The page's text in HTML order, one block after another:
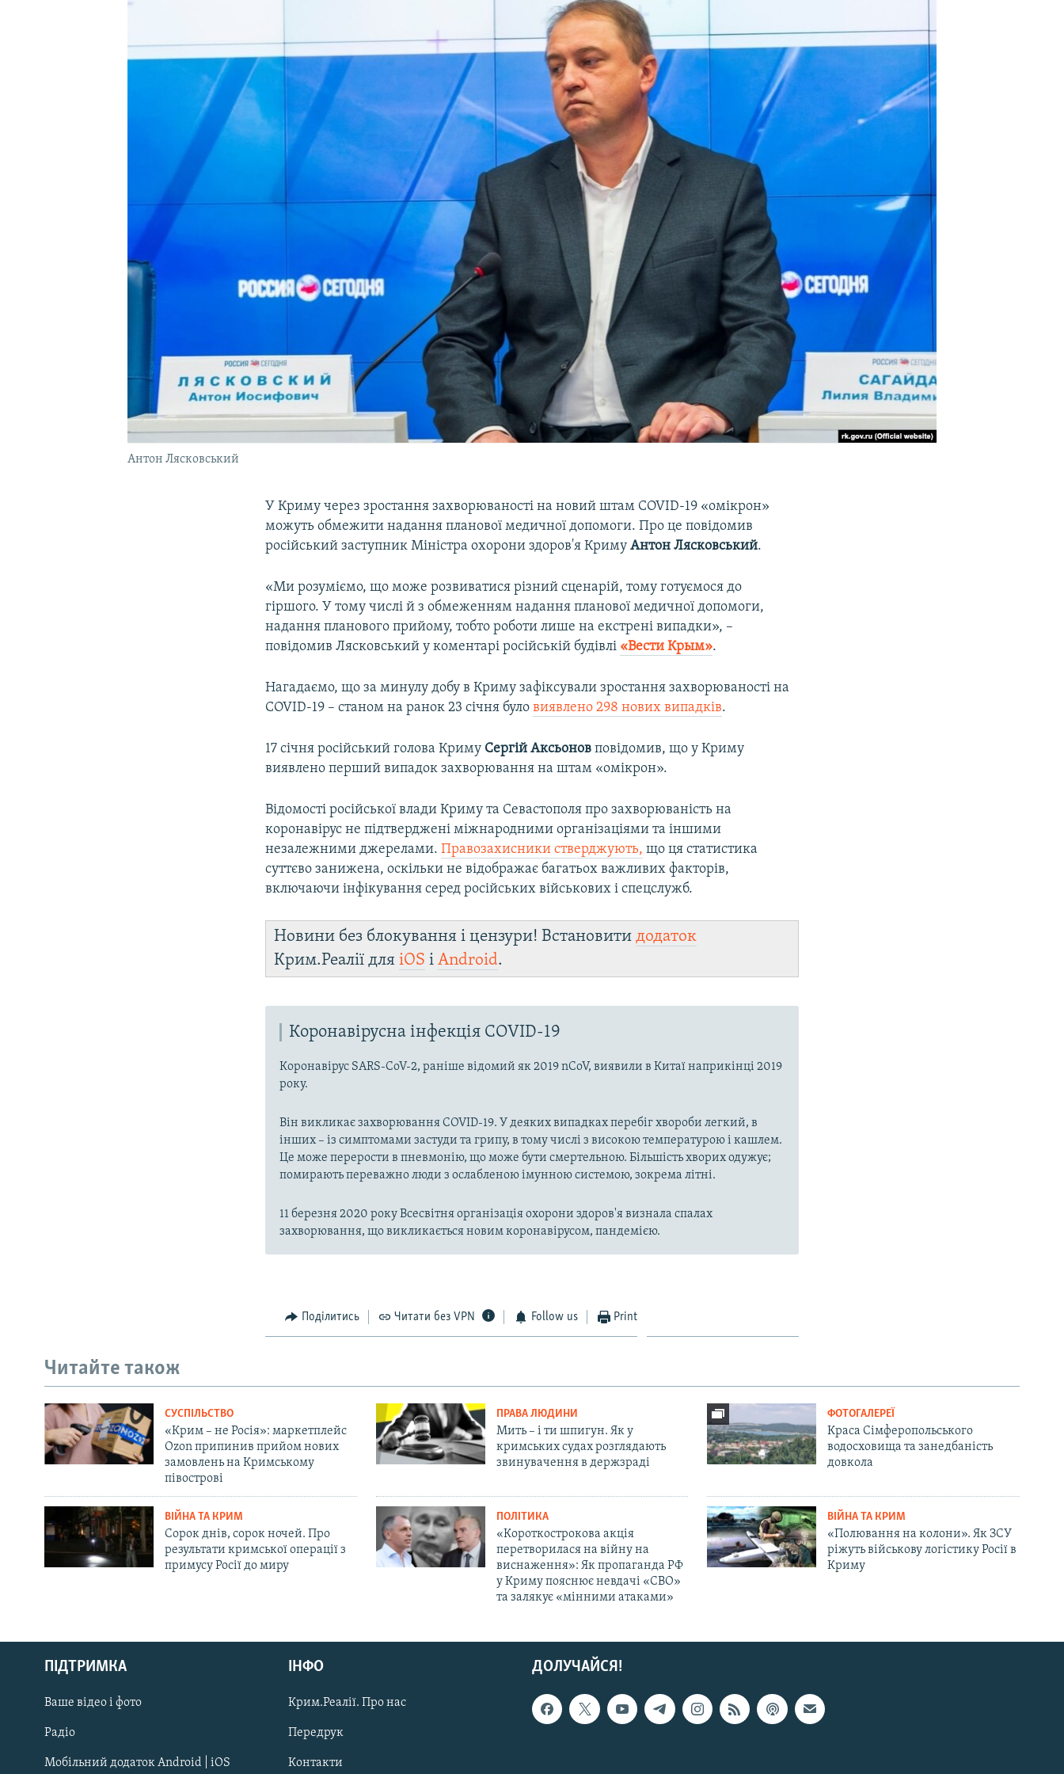
УКРАЇНСЬКА ПРОБЛЕМА КРИМУ
Русский
Qırımtatar
ДОЛУЧАЙСЯ!
Антон Лясковський
У Криму через зростання захворюваності на новий штам COVID-19 «омікрон»
можуть обмежити надання планової медичної допомоги. Про це повідомив
російський заступник Міністра охорони здоров'я КримуАнтон Лясковський.
«Ми розуміємо, що може розвиватися різний сценарій, тому готуємося до
гіршого. У тому числі й з обмеженням надання планової медичної допомоги,
надання планового прийому, тобто роботи лише на екстрені випадки», –
повідомив Лясковський у коментарі російській будівлі «Вести Крым».
Нагадаємо, що за минулу добу в Криму зафіксували зростання захворюваності на
COVID-19 – станом на ранок 23 січня буловиявлено 298 нових випадків.
17 січня російський голова Криму Сергій Аксьонов повідомив, що у Криму
виявлено перший випадок захворювання на штам «омікрон».
Відомості російської влади Криму та Севастополя про захворюваність на
коронавірус не підтверджені міжнародними організаціями та іншими
незалежними джерелами.Правозахисники стверджують, що ця статистика
суттєво занижена, оскільки не відображає багатьох важливих факторів,
включаючи інфікування серед російських військових і спецслужб.
Новини без блокування і цензури! Встановитидодаток
Крим.Реалії дляiOS іAndroid.
Коронавірусна інфекція COVID-19
Коронавірус SARS-CoV-2, раніше відомий як 2019 nCoV, виявили в Китаї наприкінці 2019
року.
Він викликає захворювання COVID-19. У деяких випадках перебіг хвороби легкий, в
інших – із симптомами застуди та грипу, в тому числі з високою температурою і кашлем.
Це може перерости в пневмонію, що може бути смертельною. Більшість хворих одужує;
помирають переважно люди з ослабленою імунною системою, зокрема літні.
11 березня 2020 року Всесвітня організація охорони здоров'я визнала спалах
захворювання, що викликається новим коронавірусом, пандемією.
Поділитись Читати без VPN Follow us Print
Читайте також
СУСПІЛЬСТВО
«Крим – не Росія»: маркетплейс
Ozon припинив прийом нових
замовлень на Кримському
півострові
ПРАВА ЛЮДИНИ
Мить – і ти шпигун. Як у
кримських судах розглядають
звинувачення в держзраді
ФОТОГАЛЕРЕЇ
Краса Сімферопольського
водосховища та занедбаність
довкола
ВІЙНА ТА КРИМ
Сорок днів, сорок ночей. Про
результати кримської операції з
примусу Росії до миру
ПОЛІТИКА
«Короткострокова акція
перетворилася на війну на
виснаження»: Як пропаганда РФ
у Криму пояснює невдачі «СВО»
та залякує «мінними атаками»
ВІЙНА ТА КРИМ
«Полювання на колони». Як ЗСУ
ріжуть військову логістику Росії в
Криму
ДОЛУЧАЙСЯ!
ПІДТРИМКА
Ваше відео і фото
Радіо
Мобільний додаток Android | iOS
ІНФО
Крим.Реалії. Про нас
Передрук
Контакти